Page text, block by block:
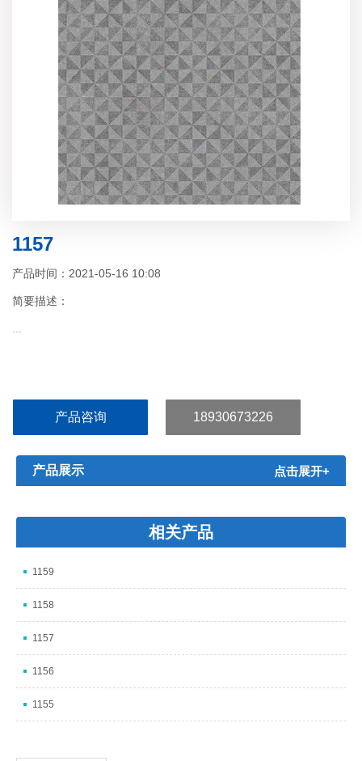
1157
产品时间：2021-05-16 10:08
简要描述：
...
产品咨询 18930673226
产品展示 点击展开+
相关产品
1159
1158
1157
1156
1155